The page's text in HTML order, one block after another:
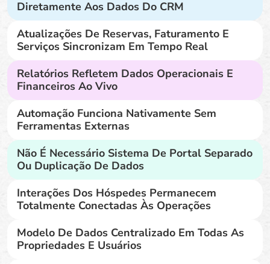
Diretamente Aos Dados Do CRM
Atualizações De Reservas, Faturamento E
Serviços Sincronizam Em Tempo Real
Relatórios Refletem Dados Operacionais E
Financeiros Ao Vivo
Automação Funciona Nativamente Sem
Ferramentas Externas
Não É Necessário Sistema De Portal Separado
Ou Duplicação De Dados
Interações Dos Hóspedes Permanecem
Totalmente Conectadas Às Operações
Modelo De Dados Centralizado Em Todas As
Propriedades E Usuários